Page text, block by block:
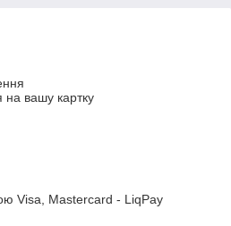
на вашу картку
Visa, Mastercard - LiqPay